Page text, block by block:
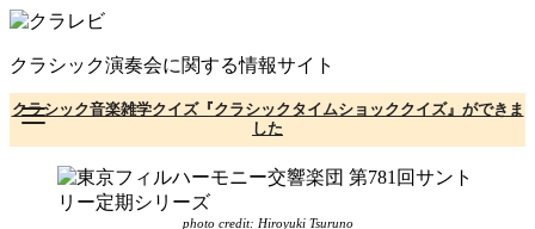
コ
テ
ン
ツ
へ
クラシック演奏会に関する情報サイト
クラシック音楽雑学クイズ『クラシックタイムショッククイズ』ができま
した
photo credit: Hiroyuki Tsuruno